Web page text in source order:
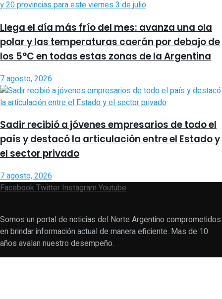
Llega el día más frío del mes: avanza una ola
polar y las temperaturas caerán por debajo de
los 5°C en todas estas zonas de la Argentina
7 agosto, 2026
Sadir recibió a jóvenes empresarios de todo el
país y destacó la articulación entre el Estado y
el sector privado
7 agosto, 2026
FacebookTwitterInstagramYoutube
Somos un portal de noticias del Norte Argentino comprometidos
en brindar información actual de manera eficiente. Mas de 10
años avalan nuestro desempeño.